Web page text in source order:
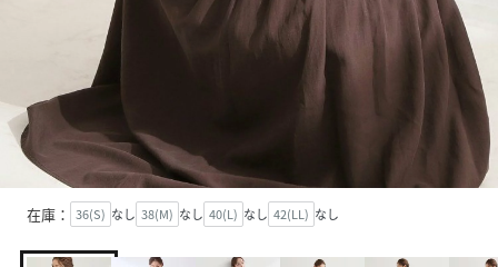
在庫： 36(S) なし 38(M) なし 40(L) なし 42(LL) なし